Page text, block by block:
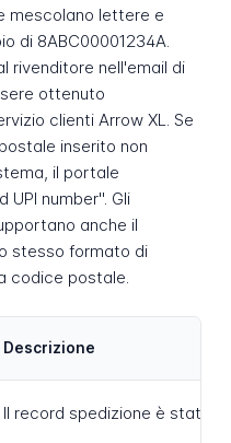
mescolano lettere e
di 8ABC00001234A.
rivenditore nell'email di
ottenuto
clienti Arrow XL. Se
inserito non
il portale
number". Gli
anche il
stesso formato di
codice postale.
Descrizione
Il record spedizione è stato